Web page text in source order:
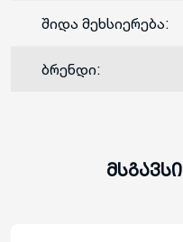
შიდა მეხსიერება:
ბრენდი:
მსგავსი